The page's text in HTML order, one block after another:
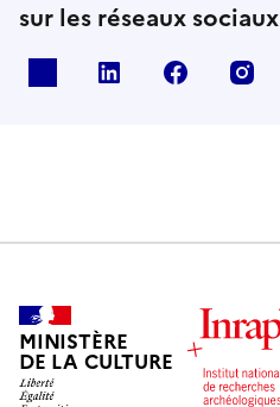
sur les réseaux sociaux
Linkedin Facebook
MINISTÈRE
DE LA CULTURE